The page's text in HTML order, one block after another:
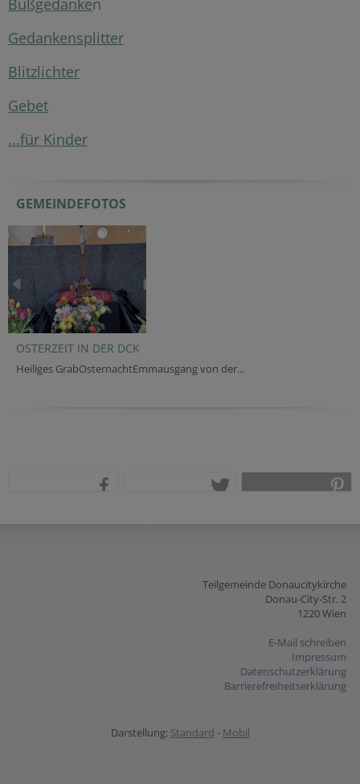
Bußgedanken
Gedankensplitter
Blitzlichter
Gebet
...für Kinder
GEMEINDEFOTOS
OSTERZEIT IN DER DCK
Heiliges GrabOsternachtEmmausgang von der...
Teilgemeinde Donaucitykirche
Donau-City-Str. 2
1220 Wien
E-Mail schreiben
Impressum
Datenschutzerklärung
Barrierefreiheitserklärung
Darstellung: Standard - Mobil